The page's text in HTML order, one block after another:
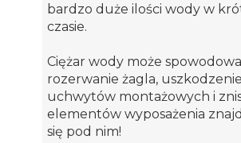
bardzo duże ilości wody w
czasie.
Ciężar wody może
rozerwanie żagla, uszkodzenie
uchwytów montażowych i
elementów wyposażenia
się pod nim!